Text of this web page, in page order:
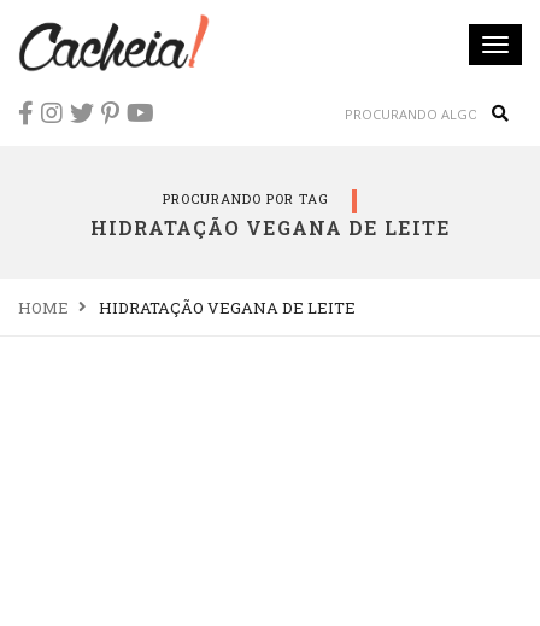
PROCURANDO POR TAG
HIDRATAÇÃO VEGANA DE LEITE
HOME HIDRATAÇÃO VEGANA DE LEITE